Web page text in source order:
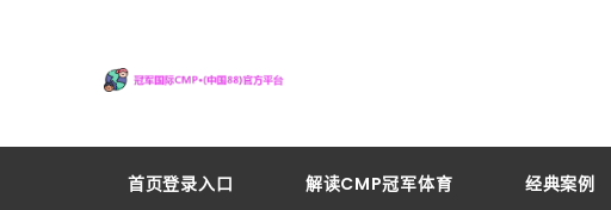
首页登录入口 解读CMP冠军体育 经典案例